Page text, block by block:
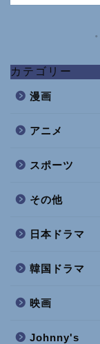
カテゴリー
漫画
アニメ
スポーツ
その他
日本ドラマ
韓国ドラマ
映画
Johnny's